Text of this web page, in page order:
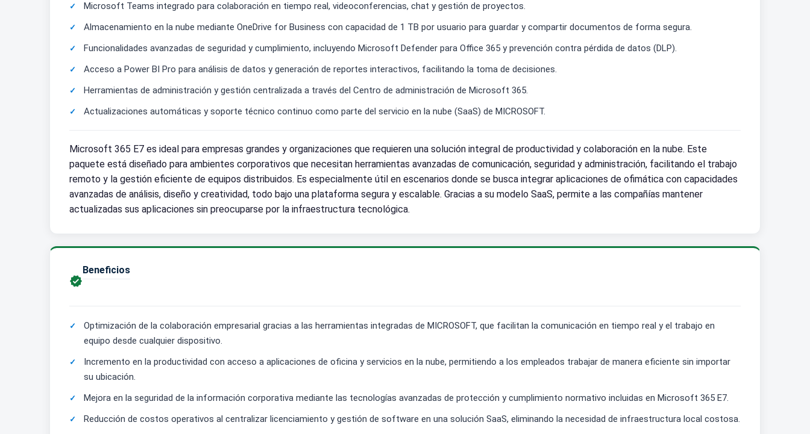
Microsoft Teams integrado para colaboración en tiempo real, videoconferencias, chat y gestión de proyectos.
Almacenamiento en la nube mediante OneDrive for Business con capacidad de 1 TB por usuario para guardar y compartir documentos de forma segura.
Funcionalidades avanzadas de seguridad y cumplimiento, incluyendo Microsoft Defender para Office 365 y prevención contra pérdida de datos (DLP).
Acceso a Power BI Pro para análisis de datos y generación de reportes interactivos, facilitando la toma de decisiones.
Herramientas de administración y gestión centralizada a través del Centro de administración de Microsoft 365.
Actualizaciones automáticas y soporte técnico continuo como parte del servicio en la nube (SaaS) de MICROSOFT.
Microsoft 365 E7 es ideal para empresas grandes y organizaciones que requieren una solución integral de productividad y colaboración en la nube. Este
paquete está diseñado para ambientes corporativos que necesitan herramientas avanzadas de comunicación, seguridad y administración, facilitando el trabajo
remoto y la gestión eficiente de equipos distribuidos. Es especialmente útil en escenarios donde se busca integrar aplicaciones de ofimática con capacidades
avanzadas de análisis, diseño y creatividad, todo bajo una plataforma segura y escalable. Gracias a su modelo SaaS, permite a las compañías mantener
actualizadas sus aplicaciones sin preocuparse por la infraestructura tecnológica.

Beneficios
Optimización de la colaboración empresarial gracias a las herramientas integradas de MICROSOFT, que facilitan la comunicación en tiempo real y el trabajo en
equipo desde cualquier dispositivo.
Incremento en la productividad con acceso a aplicaciones de oficina y servicios en la nube, permitiendo a los empleados trabajar de manera eficiente sin importar
su ubicación.
Mejora en la seguridad de la información corporativa mediante las tecnologías avanzadas de protección y cumplimiento normativo incluidas en Microsoft 365 E7.
Reducción de costos operativos al centralizar licenciamiento y gestión de software en una solución SaaS, eliminando la necesidad de infraestructura local costosa.